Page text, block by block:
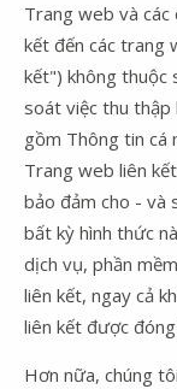
Trang web và các
kết đến các trang
kết") không thuộc
soát việc thu
gồm Thông tin cá
Trang web liên
bảo đảm cho - và
bất kỳ hình thức
dịch vụ, phần
liên kết, ngay cả
liên kết được
Hơn nữa, chúng